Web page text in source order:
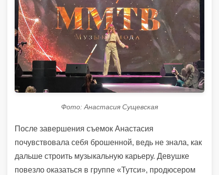
Фото: Анастасия Сущевская
После завершения съемок Анастасия
почувствовала себя брошенной, ведь не знала, как
дальше строить музыкальную карьеру. Девушке
повезло оказаться в группе «Тутси», продюсером